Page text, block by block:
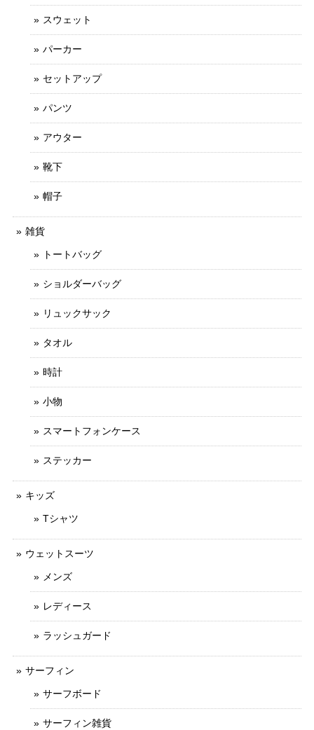
スウェット
パーカー
セットアップ
パンツ
アウター
靴下
帽子
雑貨
トートバッグ
ショルダーバッグ
リュックサック
タオル
時計
小物
スマートフォンケース
ステッカー
キッズ
Tシャツ
ウェットスーツ
メンズ
レディース
ラッシュガード
サーフィン
サーフボード
サーフィン雑貨